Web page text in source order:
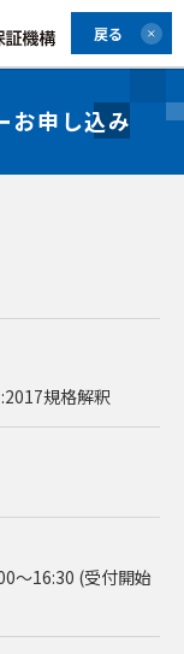
戻る
お申し込み
規格解釈
～16:30 (受付開始